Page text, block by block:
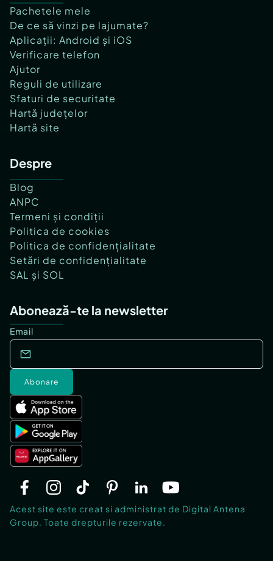
Pachetele mele
De ce să vinzi pe lajumate?
Aplicații: Android și iOS
Verificare telefon
Ajutor
Reguli de utilizare
Sfaturi de securitate
Hartă județelor
Hartă site
Despre
Blog
ANPC
Termeni și condiții
Politica de cookies
Politica de confidențialitate
Setări de confidențialitate
SAL și SOL
Abonează-te la newsletter
Email
Abonare
Acest site este creat si administrat de Digital Antena
Group. Toate drepturile rezervate.